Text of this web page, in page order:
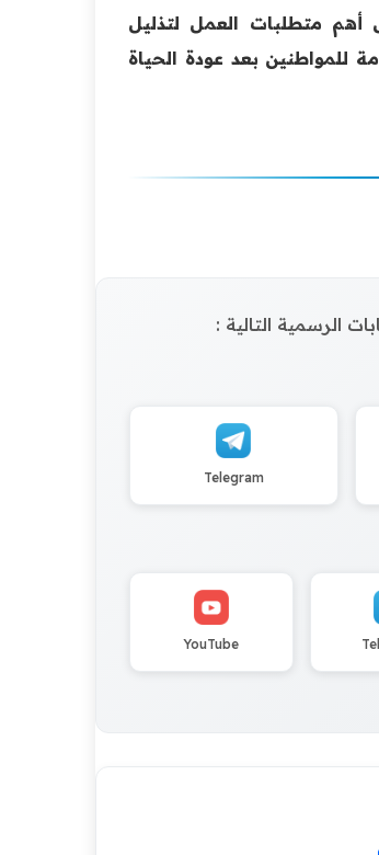
أهم متطلبات العمل لتذليل
للمواطنين بعد عودة الحياة
الرسمية التالية :
Telegram
YouTube